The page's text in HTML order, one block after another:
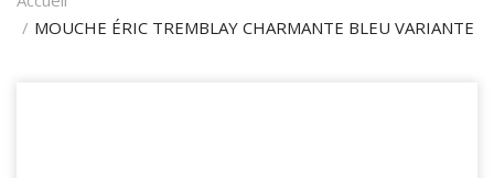
MOUCHE ÉRIC TREMBLAY CHARMANTE BLEU VARIANTE